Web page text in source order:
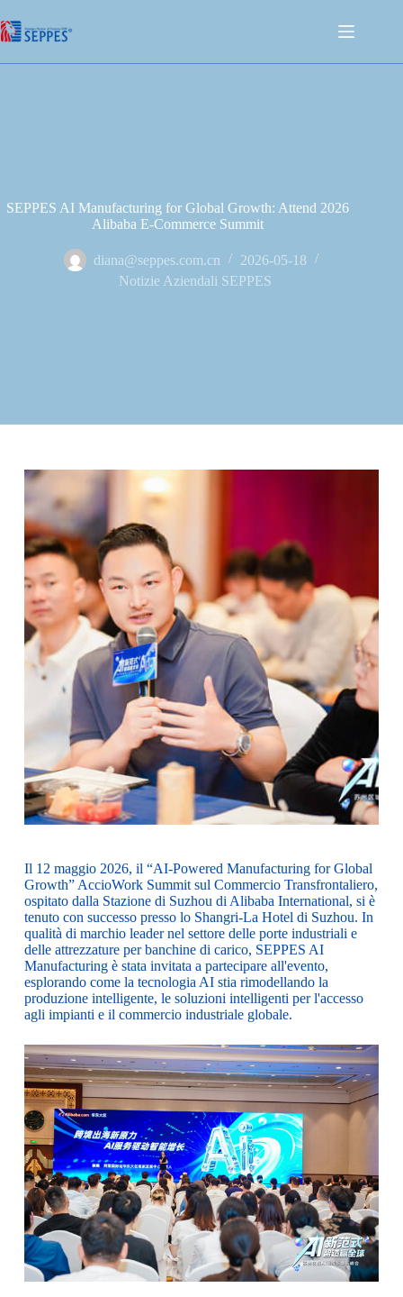
SEPPES AI Manufacturing for Global Growth: Attend 2026
Alibaba E-Commerce Summit
diana@seppes.com.cn
2026-05-18
Notizie Aziendali SEPPES
Il 12 maggio 2026, il “AI-Powered Manufacturing for Global
Growth” AccioWork Summit sul Commercio Transfrontaliero,
ospitato dalla Stazione di Suzhou di Alibaba International, si è
tenuto con successo presso lo Shangri-La Hotel di Suzhou. In
qualità di marchio leader nel settore delle porte industriali e
delle attrezzature per banchine di carico, SEPPES AI
Manufacturing è stata invitata a partecipare all'evento,
esplorando come la tecnologia AI stia rimodellando la
produzione intelligente, le soluzioni intelligenti per l'accesso
agli impianti e il commercio industriale globale.